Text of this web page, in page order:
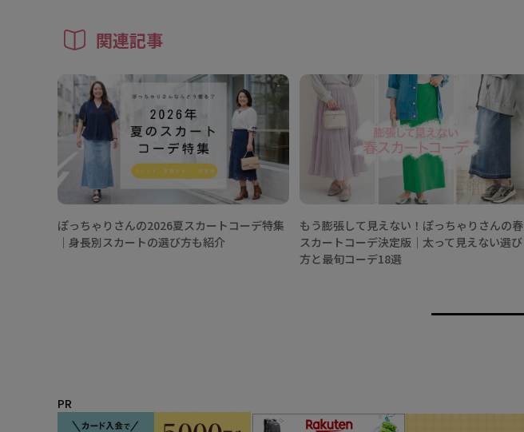
関連記事
ぽっちゃりさんの2026夏スカートコーデ特集
│身長別スカートの選び方も紹介
もう膨張して見えない！ぽっちゃりさんの春
スカートコーデ決定版│太って見えない選び
方と最旬コーデ18選
PR